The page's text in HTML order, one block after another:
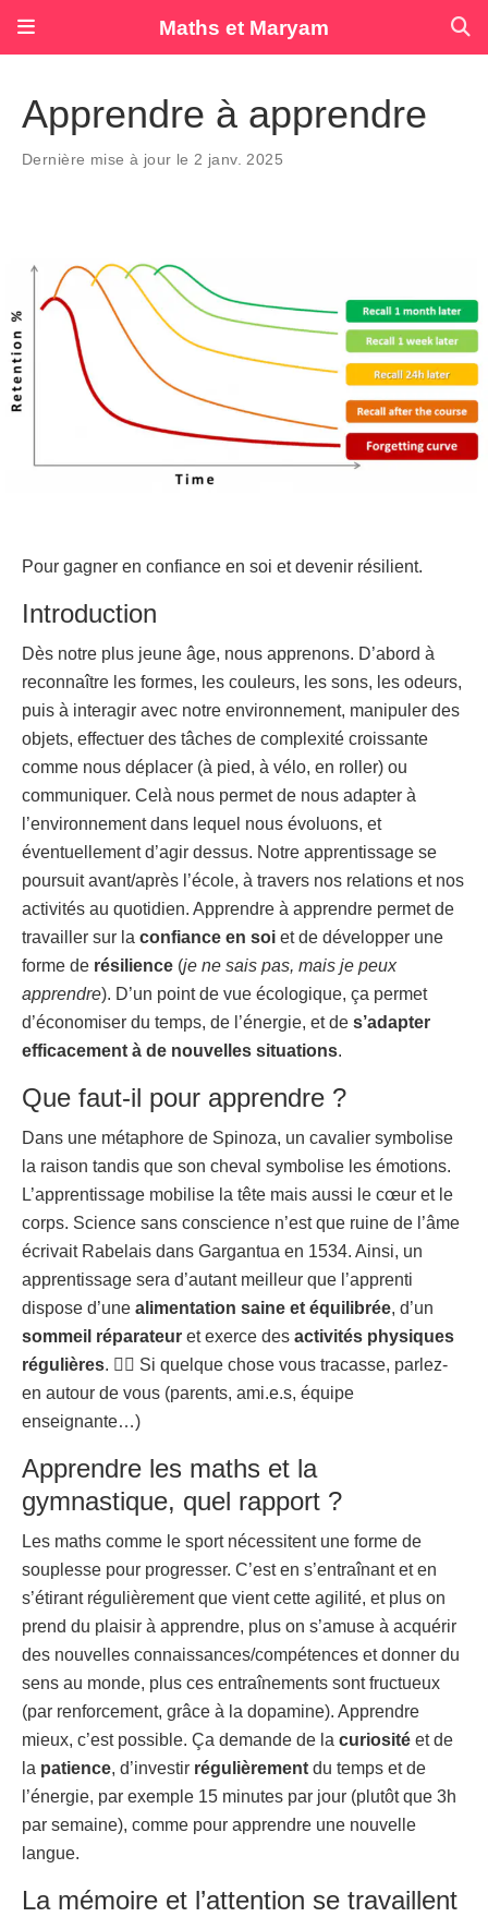
Maths et Maryam
Apprendre à apprendre
Dernière mise à jour le 2 janv. 2025
Pour gagner en confiance en soi et devenir résilient.
Introduction
Dès notre plus jeune âge, nous apprenons. D’abord à
reconnaître les formes, les couleurs, les sons, les odeurs,
puis à interagir avec notre environnement, manipuler des
objets, effectuer des tâches de complexité croissante
comme nous déplacer (à pied, à vélo, en roller) ou
communiquer. Celà nous permet de nous adapter à
l’environnement dans lequel nous évoluons, et
éventuellement d’agir dessus. Notre apprentissage se
poursuit avant/après l’école, à travers nos relations et nos
activités au quotidien. Apprendre à apprendre permet de
travailler sur la confiance en soi et de développer une
forme de résilience (je ne sais pas, mais je peux
apprendre). D’un point de vue écologique, ça permet
d’économiser du temps, de l’énergie, et de s’adapter
efficacement à de nouvelles situations.
Que faut-il pour apprendre ?
Dans une métaphore de Spinoza, un cavalier symbolise
la raison tandis que son cheval symbolise les émotions.
L’apprentissage mobilise la tête mais aussi le cœur et le
corps. Science sans conscience n’est que ruine de l’âme
écrivait Rabelais dans Gargantua en 1534. Ainsi, un
apprentissage sera d’autant meilleur que l’apprenti
dispose d’une alimentation saine et équilibrée, d’un
sommeil réparateur et exerce des activités physiques
régulières. 👉🏾 Si quelque chose vous tracasse, parlez-
en autour de vous (parents, ami.e.s, équipe
enseignante…)
Apprendre les maths et la
gymnastique, quel rapport ?
Les maths comme le sport nécessitent une forme de
souplesse pour progresser. C’est en s’entraînant et en
s’étirant régulièrement que vient cette agilité, et plus on
prend du plaisir à apprendre, plus on s’amuse à acquérir
des nouvelles connaissances/compétences et donner du
sens au monde, plus ces entraînements sont fructueux
(par renforcement, grâce à la dopamine). Apprendre
mieux, c’est possible. Ça demande de la curiosité et de
la patience, d’investir régulièrement du temps et de
l’énergie, par exemple 15 minutes par jour (plutôt que 3h
par semaine), comme pour apprendre une nouvelle
langue.
La mémoire et l’attention se travaillent